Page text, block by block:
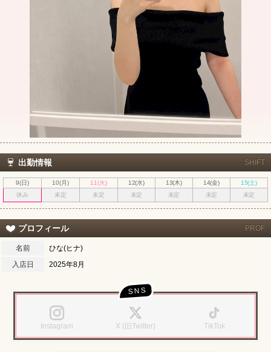
出勤情報 SHIFT
9(日) 10(月) 11(火) 12(水) 13(木) 14(金)
15(土)
休み
未定 未定 未定 未定 未定 未定
プロフィール PROF
名前
ひな(ヒナ)
入店日
2025年8月
Instagram X (旧Twitter) TikTok